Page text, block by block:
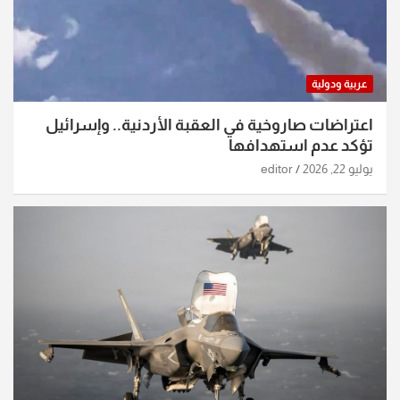
عربية ودولية
اعتراضات صاروخية في العقبة الأردنية.. وإسرائيل
تؤكد عدم استهدافها
يوليو 22, 2026 editor